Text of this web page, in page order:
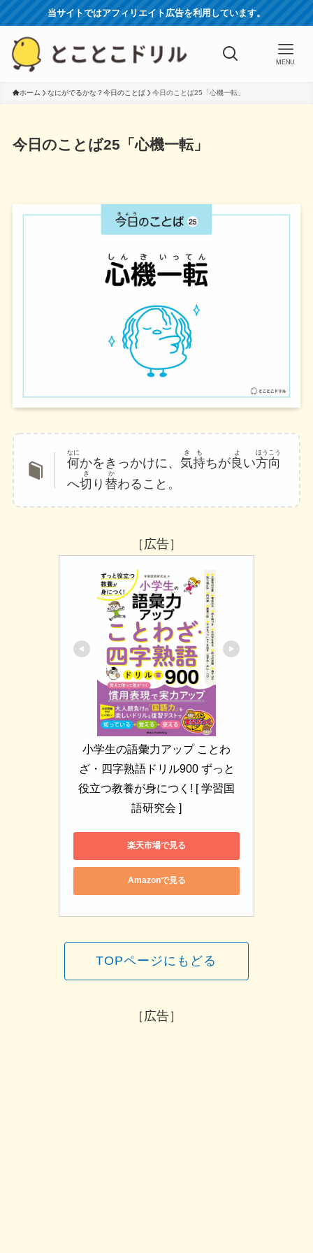
当サイトではアフィリエイト広告を利用しています。
MENU
ホーム なにがでるかな？今日のことば 今日のことば25「心機一転」
今日のことば25「心機一転」
何
なに
かをきっかけに、気持
きも
ちが良
よ
い方向
ほうこう
へ切
き
り 替
か
わること。
［広告］
小学生の語彙力アップ ことわ
ざ・四字熟語ドリル900 ずっと
役立つ教養が身につく! [ 学習国
語研究会 ]
楽天市場で見る
Amazonで見る
TOPページにもどる
［広告］